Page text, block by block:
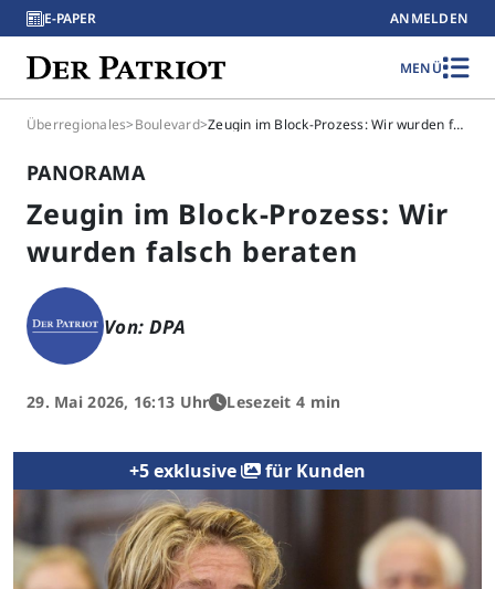
E-PAPER ANMELDEN
MENÜ
Überregionales>Boulevard> Zeugin im Block-Prozess: Wir wurden falsch beraten
PANORAMA
Zeugin im Block-Prozess: Wir
wurden falsch beraten
Von: DPA
29. Mai 2026, 16:13 Uhr Lesezeit 4 min
+5 exklusive für Kunden